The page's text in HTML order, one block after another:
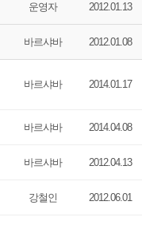
운영자 2012.01.13
바르샤바 2012.01.08
바르샤바 2014.01.17
바르샤바 2014.04.08
바르샤바 2012.04.13
강철인 2012.06.01